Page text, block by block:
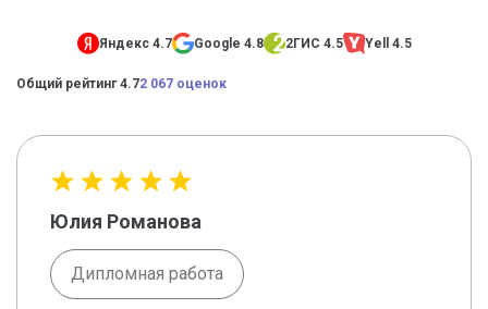
Яндекс 4.7 Google 4.8 2ГИС 4.5 Yell 4.5
Общий рейтинг 4.72 067 оценок
Юлия Романова
Дипломная работа